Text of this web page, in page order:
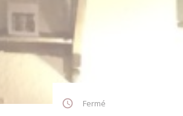
Fermé